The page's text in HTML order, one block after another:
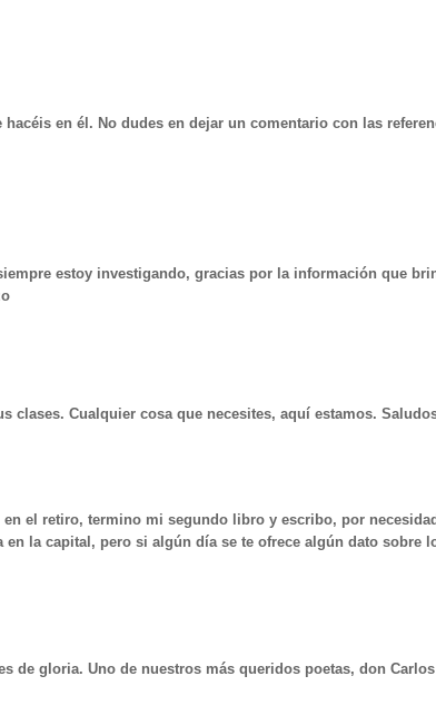
en él. No dudes en dejar un comentario con las
estoy investigando, gracias por la información que
Cualquier cosa que necesites, aquí estamos.
el retiro, termino mi segundo libro y escribo, por
la capital, pero si algún día se te ofrece algún dato sobre
gloria. Uno de nuestros más queridos poetas, don